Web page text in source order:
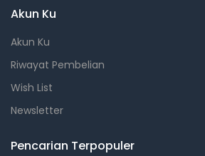
Akun Ku
Akun Ku
Riwayat Pembelian
Wish List
Newsletter
Pencarian Terpopuler